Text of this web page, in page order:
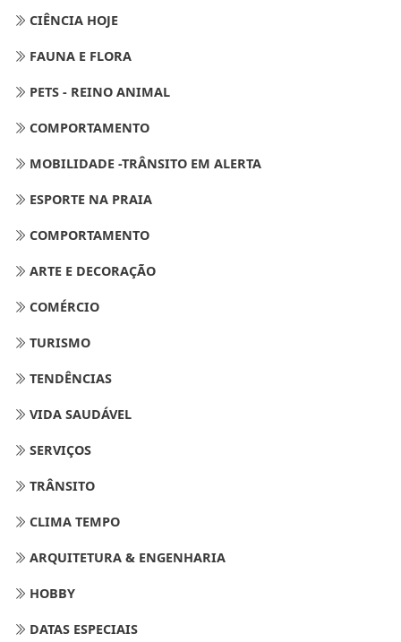
CIÊNCIA HOJE
FAUNA E FLORA
PETS - REINO ANIMAL
COMPORTAMENTO
MOBILIDADE -TRÂNSITO EM ALERTA
ESPORTE NA PRAIA
COMPORTAMENTO
ARTE E DECORAÇÃO
COMÉRCIO
TURISMO
TENDÊNCIAS
VIDA SAUDÁVEL
SERVIÇOS
TRÂNSITO
CLIMA TEMPO
ARQUITETURA & ENGENHARIA
HOBBY
DATAS ESPECIAIS